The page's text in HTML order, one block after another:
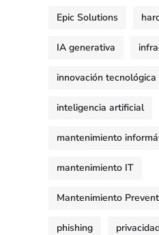
Epic Solutions
IA generativa
innovación tecnológica
inteligencia artificial
mantenimiento
mantenimiento IT
Mantenimiento
phishing